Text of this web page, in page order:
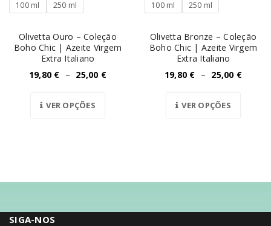
100 ml 250 ml
Olivetta Ouro – Coleção
Boho Chic | Azeite Virgem
Extra Italiano
19,80 € – 25,00 €
VER OPÇÕES
100 ml 250 ml
Olivetta Bronze – Coleção
Boho Chic | Azeite Virgem
Extra Italiano
19,80 € – 25,00 €
VER OPÇÕES
SIGA-NOS